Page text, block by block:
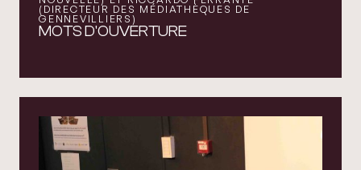
(DIRECTEUR DES MÉDIATHÈQUES DE
GENNEVILLIERS)
MOTS D'OUVERTURE